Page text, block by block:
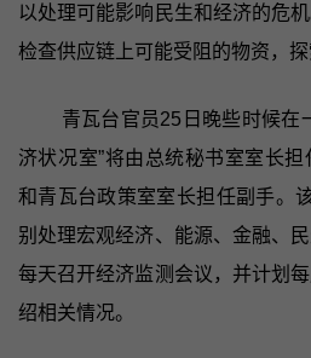
以处理可能影响民生和经济的危
检查供应链上可能受阻的物资，探
青瓦台官员25日晚些时候在
济状况室”将由总统秘书室室长
和青瓦台政策室室长担任副手。
别处理宏观经济、能源、金融、
每天召开经济监测会议，并计划
绍相关情况。